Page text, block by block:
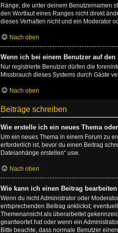
Ränge, die unter deinem Benutzernamen
den Wortlaut eines Ranges nicht direkt
dieses Verhalten nicht und ein Moderator
Nach oben
Wenn ich bei einem Benutzer auf
Nur registrierte Benutzer dürfen die
Missbrauch dieses Systems durch Gäste
Nach oben
Beiträge schreiben
Wie erstelle ich ein neues Thema
Um ein neues Thema in einem Forum zu
erforderlich ist, bevor du einen Beitrag
Dateianhänge erstellen“ usw.
Nach oben
Wie kann ich einen Beitrag
Wenn du nicht Administrator oder
entsprechenden Beitrag anklickst;
Themenansicht als überarbeitet
geantwortet hat oder wenn ein
Bitte beachte, dass normale Benutzer